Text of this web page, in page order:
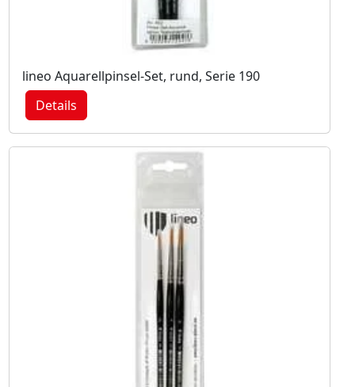
lineo Aquarellpinsel-Set, rund, Serie 190
Details